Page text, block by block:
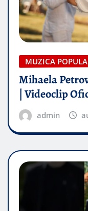
MUZICA
Mihaela
| Videoclip
admin